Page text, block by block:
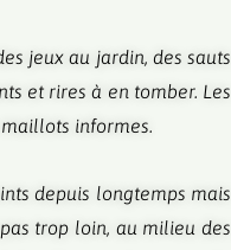
jeux au jardin, des sauts
et rires à en tomber. Les
maillots informes.
depuis longtemps mais
trop loin, au milieu des